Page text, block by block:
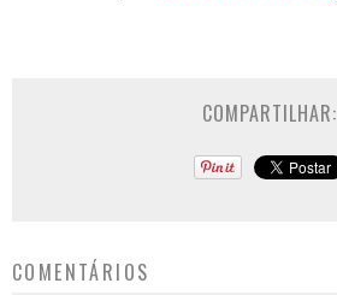
COMPARTILHAR:
COMENTÁRIOS